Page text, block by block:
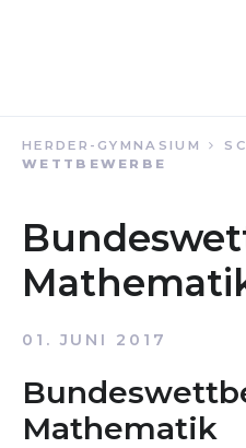
HERDER-GYMNASIUM
WETTBEWERBE
01. JUNI 2017
Mathematik